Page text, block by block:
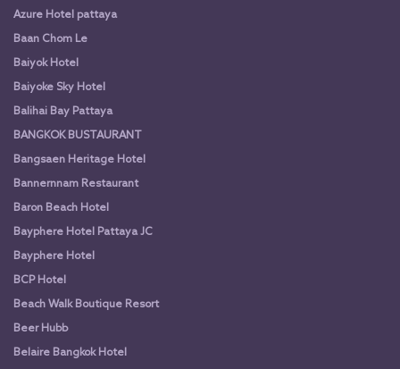
Azure Hotel pattaya
Baan Chom Le
Baiyok Hotel
Baiyoke Sky Hotel
Balihai Bay Pattaya
BANGKOK BUSTAURANT
Bangsaen Heritage Hotel
Bannernnam Restaurant
Baron Beach Hotel
Bayphere Hotel Pattaya JC
Bayphere Hotel
BCP Hotel
Beach Walk Boutique Resort
Beer Hubb
Belaire Bangkok Hotel